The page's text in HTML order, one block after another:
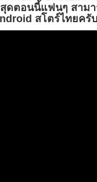
ดตอนนี้แฟนๆ สามา
สโตร์ไทยครับ